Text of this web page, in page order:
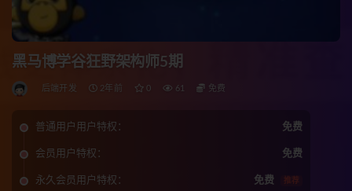
黑马博学谷狂野架构师5期
后端开发 2年前 0 61 免费
普通用户用户特权： 免费
会员用户特权： 免费
永久会员用户特权： 免费 推荐